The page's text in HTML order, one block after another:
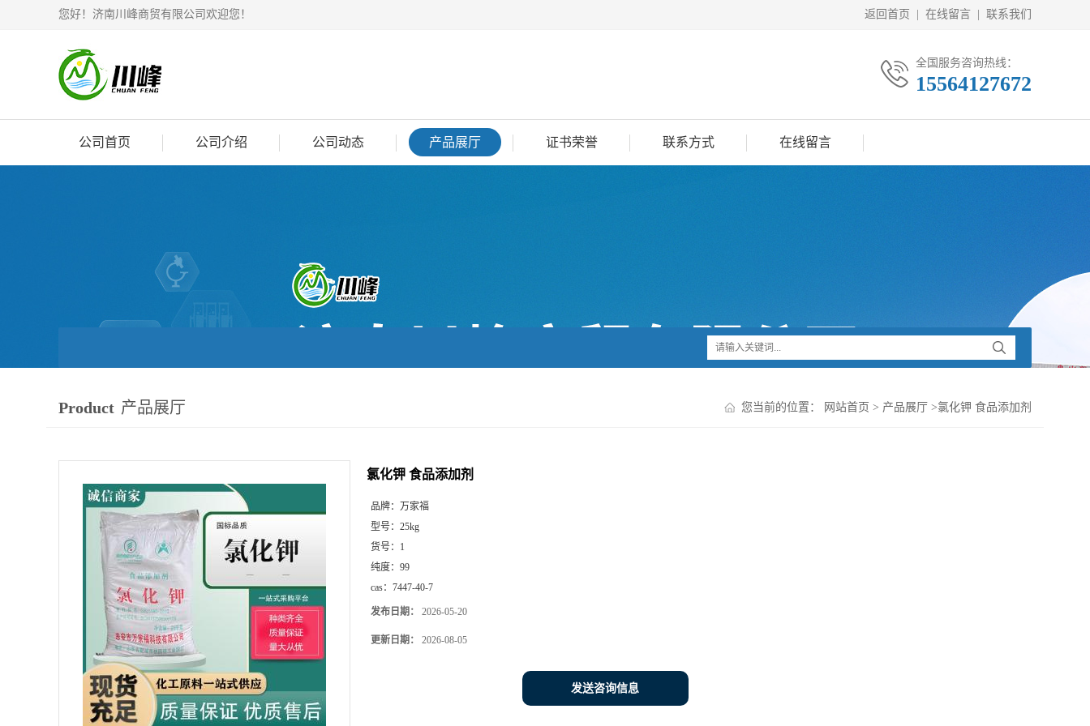
您好！济南川峰商贸有限公司欢迎您！ 返回首页 在线留言 联系我们
全国服务咨询热线：
15564127672
公司首页 公司介绍 公司动态 产品展厅 证书荣誉 联系方式 在线留言
Product 产品展厅 您当前的位置： 网站首页 > 产品展厅 >氯化钾 食品添加剂
氯化钾 食品添加剂
品牌： 万家福
型号： 25kg
货号： 1
纯度： 99
cas： 7447-40-7
发布日期： 2026-05-20
更新日期： 2026-08-05
发送咨询信息